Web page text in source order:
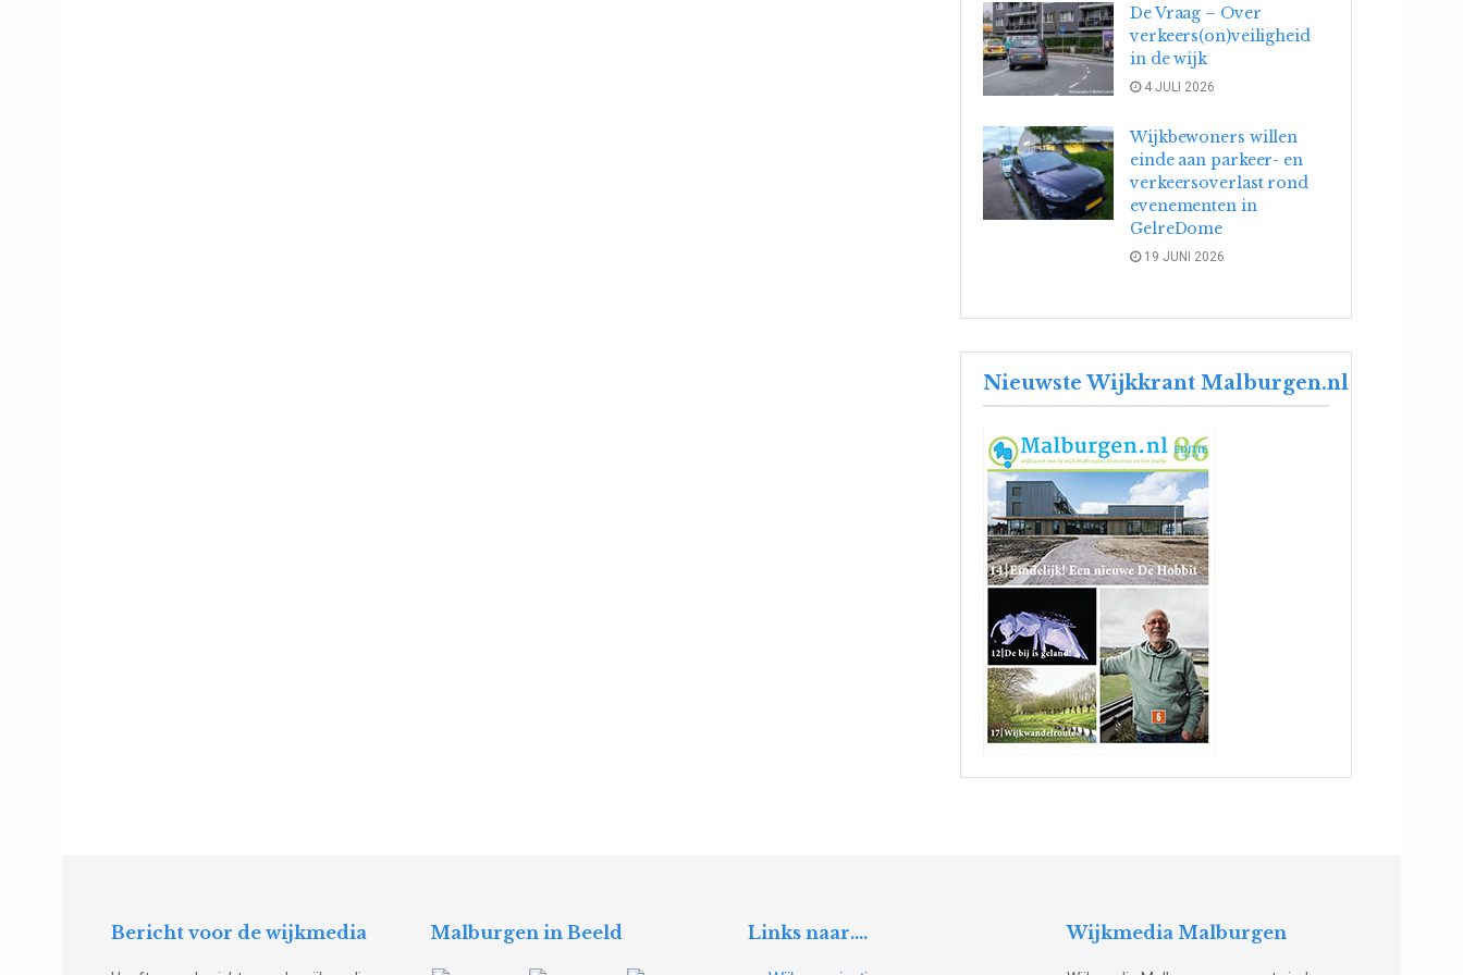
De Vraag – Over
verkeers(on)veiligheid
in de wijk
4 JULI 2026
Wijkbewoners willen
einde aan parkeer- en
verkeersoverlast rond
evenementen in
GelreDome
19 JUNI 2026
Nieuwste Wijkkrant Malburgen.nl
Bericht voor de wijkmedia Malburgen in Beeld Links naar…. Wijkmedia Malburgen